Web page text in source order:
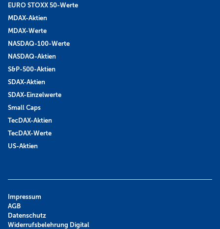
EURO STOXX 50-Werte
MDAX-Aktien
MDAX-Werte
NASDAQ-100-Werte
NASDAQ-Aktien
S&P-500-Aktien
SDAX-Aktien
SDAX-Einzelwerte
Small Caps
TecDAX-Aktien
TecDAX-Werte
US-Aktien
Impressum
AGB
Datenschutz
Widerrufsbelehrung Digital